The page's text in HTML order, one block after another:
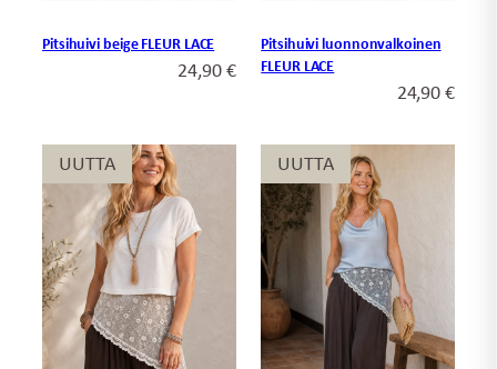
Pitsihuivi beige FLEUR LACE
24,90€
Pitsihuivi luonnonvalkoinen
FLEUR LACE
24,90€
UUTTA
UUTTA UUTTA
UUTTA